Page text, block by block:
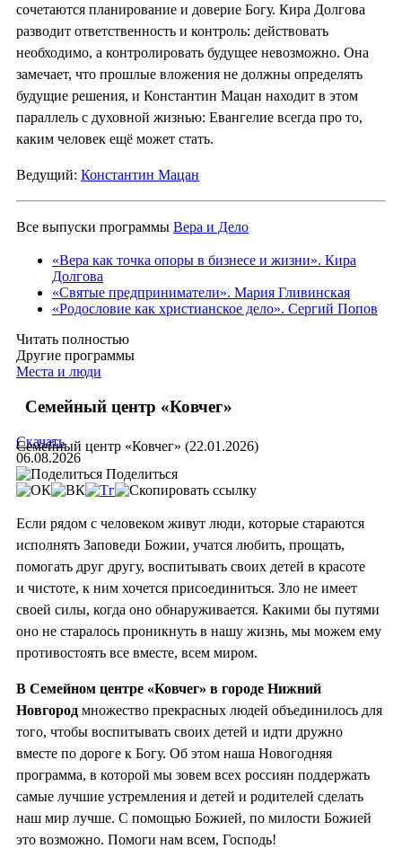
сочетаются планирование и доверие Богу. Кира Долгова
разводит ответственность и контроль: действовать
необходимо, а контролировать будущее невозможно. Она
замечает, что прошлые вложения не должны определять
будущие решения, и Константин Мацан находит в этом
параллель с духовной жизнью: Евангелие всегда про то,
каким человек ещё может стать.
Ведущий: Константин Мацан
Все выпуски программы Вера и Дело
«Вера как точка опоры в бизнесе и жизни». Кира
Долгова
«Святые предприниматели». Мария Гливинская
«Родословие как христианское дело». Сергий Попов
Читать полностью
Другие программы
Места и люди
Семейный центр «Ковчег»
Семейный центр «Ковчег» (22.01.2026)
Скачать
06.08.2026
Поделиться
Если рядом с человеком живут люди, которые стараются
исполнять Заповеди Божии, учатся любить, прощать,
помогать друг другу, воспитывать своих детей в красоте
и чистоте, к ним хочется присоединиться. Зло не имеет
своей силы, когда оно обнаруживается. Какими бы путями
оно не старалось проникнуть в нашу жизнь, мы можем ему
противостоять все вместе, всем миром.
В Семейном центре «Ковчег» в городе Нижний
Новгород множество прекрасных людей объединилось для
того, чтобы воспитывать своих детей и идти дружно
вместе по дороге к Богу. Об этом наша Новогодняя
программа, в которой мы зовем всех россиян поддержать
самые лучшие устремления и детей и родителей сделать
наш мир лучше. С помощью Божией, по милости Божией
это возможно. Помоги нам всем, Господь!